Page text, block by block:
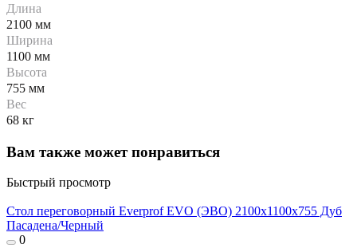
Длина
2100 мм
Ширина
1100 мм
Высота
755 мм
Вес
68 кг
Вам также может понравиться
Быстрый просмотр
Стол переговорный Everprof EVO (ЭВО) 2100х1100x755 Дуб
Пасадена/Черный
0